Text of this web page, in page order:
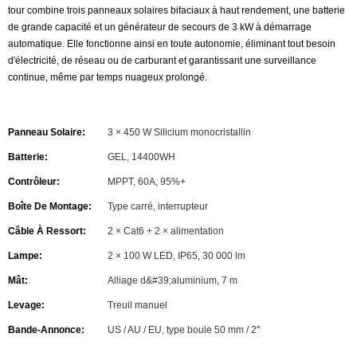
tour combine trois panneaux solaires bifaciaux à haut rendement, une batterie
de grande capacité et un générateur de secours de 3 kW à démarrage
automatique. Elle fonctionne ainsi en toute autonomie, éliminant tout besoin
d'électricité, de réseau ou de carburant et garantissant une surveillance
continue, même par temps nuageux prolongé.
Panneau Solaire: 3 × 450 W Silicium monocristallin
Batterie: GEL, 14400WH
Contrôleur: MPPT, 60A, 95%+
Boîte De Montage: Type carré, interrupteur
Câble À Ressort: 2 × Cat6 + 2 × alimentation
Lampe: 2 × 100 W LED, IP65, 30 000 lm
Mât: Alliage d&#39;aluminium, 7 m
Levage: Treuil manuel
Bande-Annonce: US / AU / EU, type boule 50 mm / 2''